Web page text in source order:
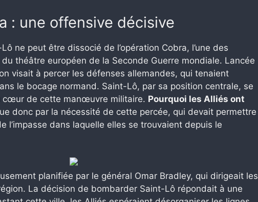
: une offensive décisive
ne peut être dissocié de l’opération Cobra, l’une des
théâtre européen de la Seconde Guerre mondiale. Lancée
visait à percer les défenses allemandes, qui tenaient
le bocage normand. Saint-Lô, par sa position centrale, se
cœur de cette manœuvre militaire. Pourquoi les Alliés ont
donc par la nécessité de cette percée, qui devait permettre
l’impasse dans laquelle elles se trouvaient depuis le
planifiée par le général Omar Bradley, qui dirigeait les
La décision de bombarder Saint-Lô répondait à une